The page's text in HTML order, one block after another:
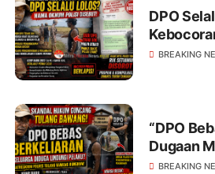
DPO
Gegerkan
BREAKING
“DPO
Dugaan
Skandal
BREAKING